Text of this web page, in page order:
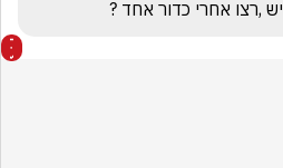
,רצו אחרי כדור אחד ?